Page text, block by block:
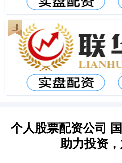
个人股票配资公司
助力投资